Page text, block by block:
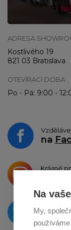
Na
My,
ADRESA
Kostlivého 19
821 03 Bratislava
OTEVÍRACÍ DOBA
Po - Pá: 9:00 -
na
Krásné
O
na